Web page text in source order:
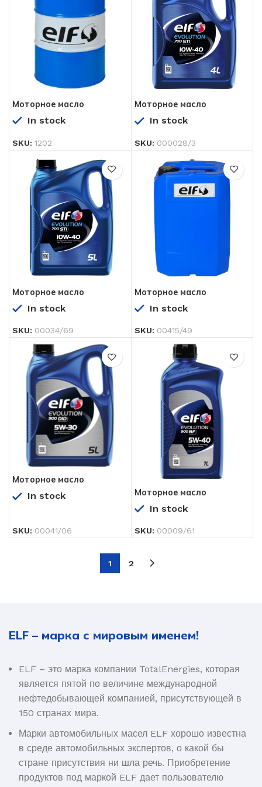
Моторное масло
40 200 л
In stock
SKU: 1202
Моторное масло
40 4 лIn stock
SKU: 000028/3
Моторное масло
40 5 лIn stock
SKU: 00034/69
Моторное масло
40 60 лIn stock
SKU: 00415/49
Моторное масло
30 5 лIn stock
SKU: 00041/06
Моторное масло
1 л In stock
SKU: 00009/61
1 2
ELF – марка с мировым именем!
ELF – это марка компании TotalEnergies, которая
является пятой по величине международной
нефтедобывающей компанией, присутствующей в
150 странах мира.
Марки автомобильных масел ELF хорошо известна
в среде автомобильных экспертов, о какой бы
стране присутствия ни шла речь. Приобретение
продуктов под маркой ELF дает пользователю